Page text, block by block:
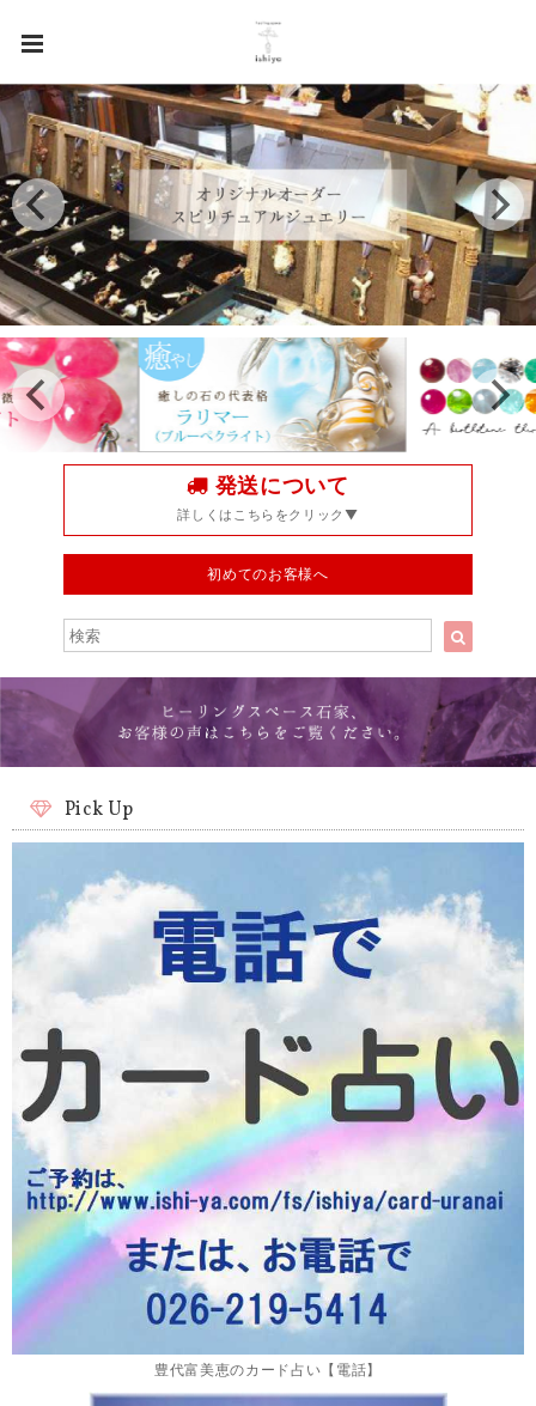
発送について
詳しくはこちらをクリック▼
初めてのお客様へ
Pick Up
豊代富美恵のカード占い【電話】